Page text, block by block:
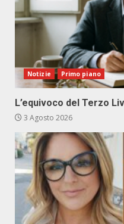
Notizie Primo piano
L’equivoco del Terzo
3 Agosto 2026